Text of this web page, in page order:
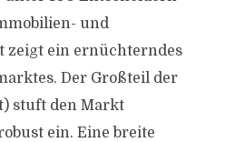
und
zeigt ein ernüchterndes
Der Großteil der
stuft den Markt
ein. Eine breite